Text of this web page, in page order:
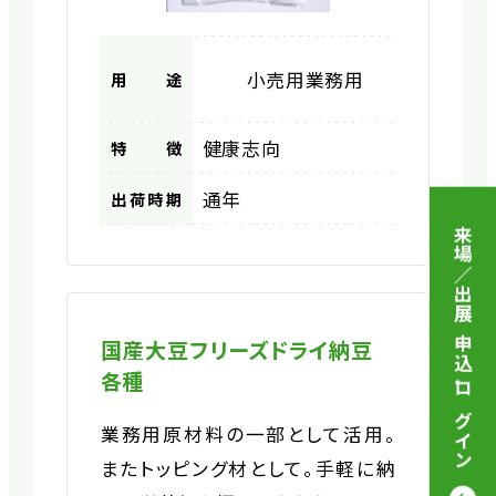
来場／出展 申込
・
ログイン
用途 小売用業務用
特徴 健康志向
出荷時期 通年
国産大豆フリーズドライ納豆
各種
業務用原材料の一部として活用。
またトッピング材として。手軽に納